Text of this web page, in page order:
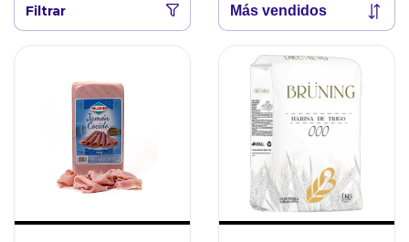
Filtrar